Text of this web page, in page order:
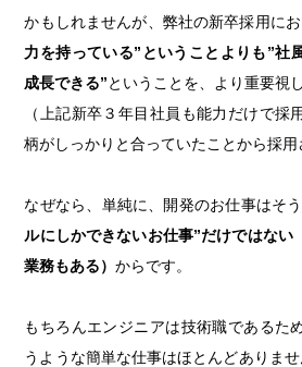
かもしれませんが、弊社の新卒採用に
力を持っている”ということよりも”社
成長できる”ということを、より重要視
（上記新卒３年目社員も能力だけで採
柄がしっかりと合っていたことから採用
なぜなら、単純に、開発のお仕事はそ
ルにしかできないお仕事”だけではない
業務もある）からです。
もちろんエンジニアは技術職であるた
うような簡単な仕事はほとんどありま